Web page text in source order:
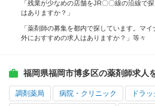
「残業が少なめの店舗をJR〇〇線の沿線で
はありますか？」
「薬剤師の募集を都内で探しています。マ
外におすすめの求人はありますか？」等々
福岡県福岡市博多区の薬剤師求人
調剤薬局 病院・クリニック ドラ